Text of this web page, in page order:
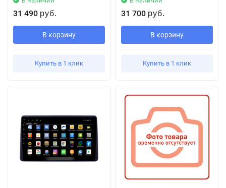
31 490 руб.
В корзину
Купить в 1 клик
31 700 руб.
В корзину
Купить в 1 клик